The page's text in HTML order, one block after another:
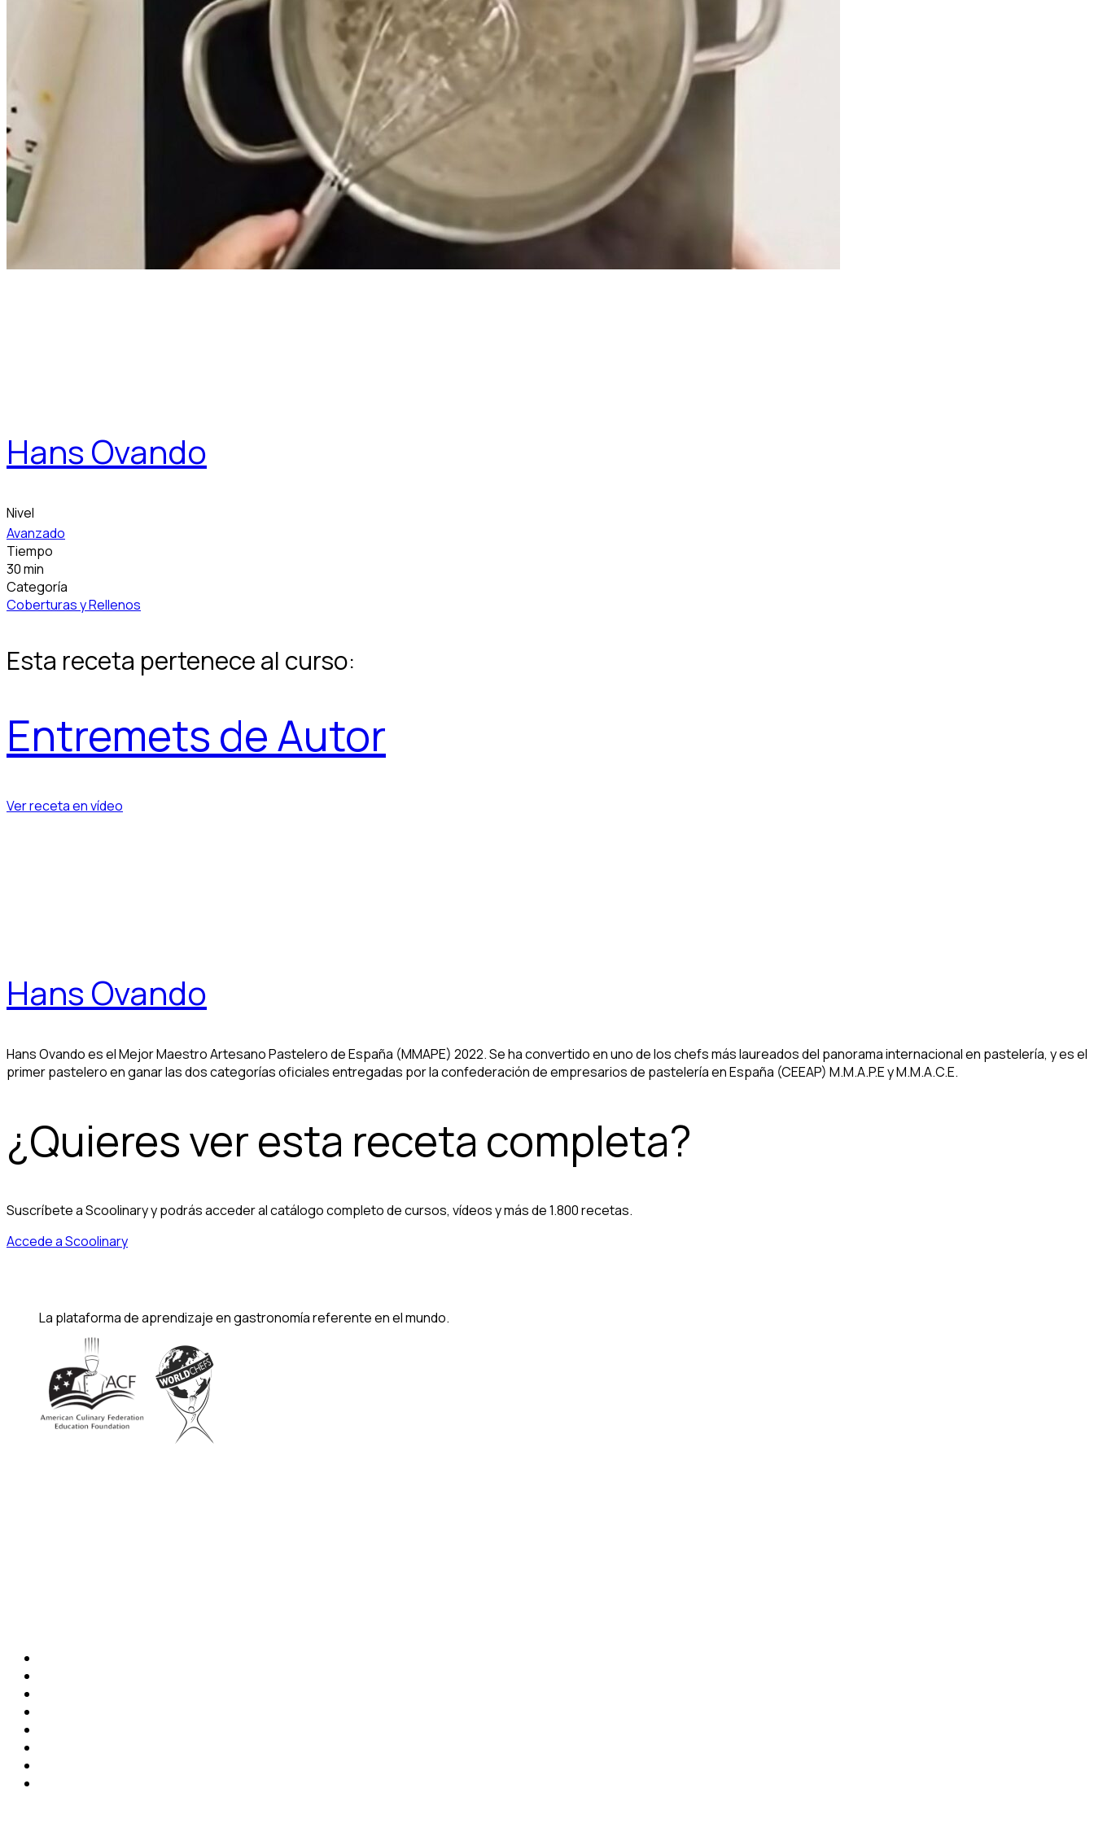
Hans Ovando
Nivel
Avanzado
Tiempo
30 min
Categoría
Coberturas y Rellenos
Esta receta pertenece al curso:
Entremets de Autor
Ver receta en vídeo
Hans Ovando
Hans Ovando es el Mejor Maestro Artesano Pastelero de España (MMAPE) 2022. Se ha convertido en uno de los chefs más laureados del panorama internacional en pastelería, y es el
primer pastelero en ganar las dos categorías oficiales entregadas por la confederación de empresarios de pastelería en España (CEEAP) M.M.A.P.E y M.M.A.C.E.
¿Quieres ver esta receta completa?
Suscríbete a Scoolinary y podrás acceder al catálogo completo de cursos, vídeos y más de 1.800 recetas.
Accede a Scoolinary
La plataforma de aprendizaje en gastronomía referente en el mundo.